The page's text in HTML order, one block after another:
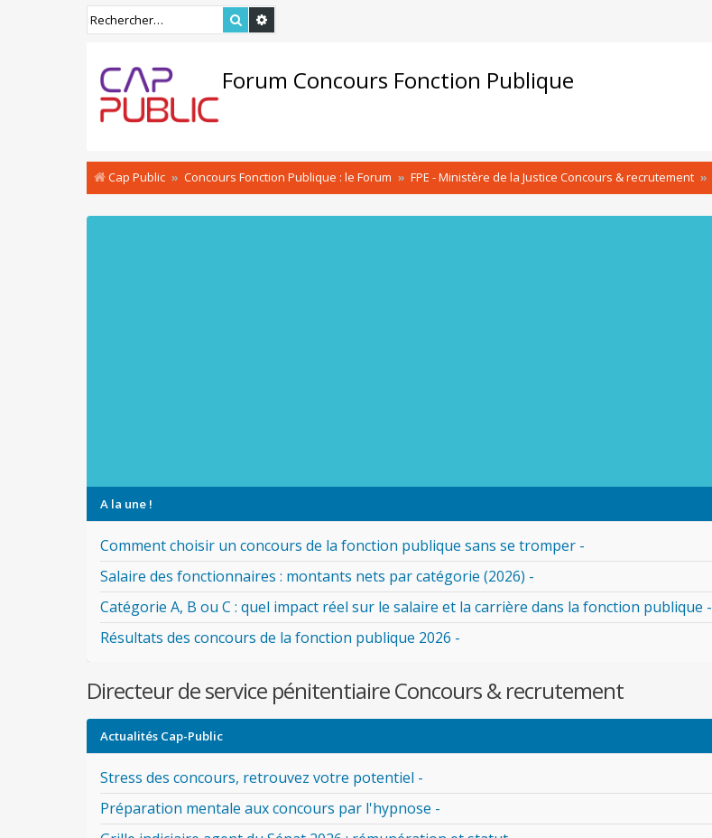
Rechercher
Forum Concours Fonction Publique
Cap Public Concours Fonction Publique : le Forum FPE - Ministère de la Justice Concours & recrutement
A la une !
Comment choisir un concours de la fonction publique sans se tromper -
Salaire des fonctionnaires : montants nets par catégorie (2026) -
Catégorie A, B ou C : quel impact réel sur le salaire et la carrière dans la fonction publique -
Résultats des concours de la fonction publique 2026 -
Directeur de service pénitentiaire Concours & recrutement
Actualités Cap-Public
Stress des concours, retrouvez votre potentiel -
Préparation mentale aux concours par l'hypnose -